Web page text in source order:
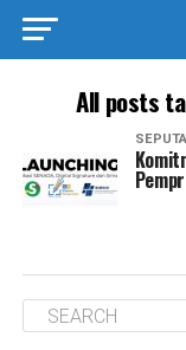
All posts